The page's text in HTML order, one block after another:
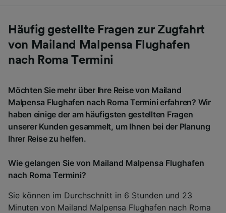
Häufig gestellte Fragen zur Zugfahrt
von Mailand Malpensa Flughafen
nach Roma Termini
Möchten Sie mehr über Ihre Reise von Mailand
Malpensa Flughafen nach Roma Termini erfahren? Wir
haben einige der am häufigsten gestellten Fragen
unserer Kunden gesammelt, um Ihnen bei der Planung
Ihrer Reise zu helfen.
Wie gelangen Sie von Mailand Malpensa Flughafen
nach Roma Termini?
Sie können im Durchschnitt in 6 Stunden und 23
Minuten von Mailand Malpensa Flughafen nach Roma